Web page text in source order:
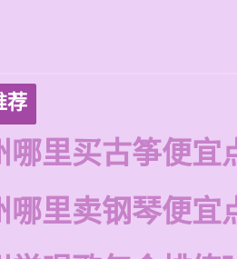
荐
哪里买古筝便宜
哪里卖钢琴便宜